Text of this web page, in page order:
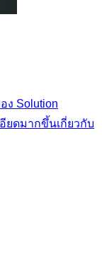
ง Solution
ยดมากขึ้นเกี่ยวกับ